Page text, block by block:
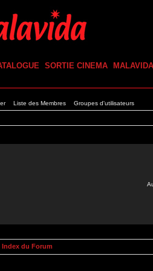
SORTIE CINEMA MALAVIDA
Liste des Membres Groupes d'utilisateurs
Index du Forum